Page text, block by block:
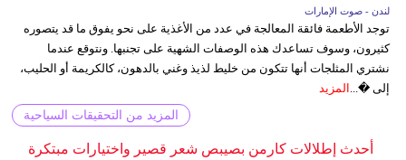
لندن - صوت الإمارات
توجد الأطعمة فائقة المعالجة في عدد من الأغذية على نحو يفوق ما قد يتصوره
كثيرون، وسوف تساعدك هذه الوصفات الشهية على تجنبها. ونتوقع عندما
نشتري المثلجات أنها تتكون من خليط لذيذ وغني بالدهون، كالكريمة أو الحليب،
إلى �... المزيد
المزيد من التحقيقات السياحية
أحدث إطلالات كارمن بصيبص شعر قصير واختيارات مبتكرة